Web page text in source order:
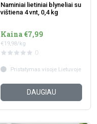
Naminiai lietiniai blyneliai su
vištiena 4 vnt, 0,4 kg
Kaina €7,99
€19,98/kg
0
Pristatymas visoje Lietuvoje
DAUGIAU